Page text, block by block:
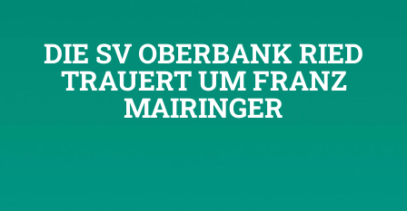
DIE SV OBERBANK RIED
TRAUERT UM FRANZ
MAIRINGER